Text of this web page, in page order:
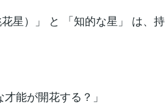
星）」 と 「知的な星」 は、
能が開花する？」